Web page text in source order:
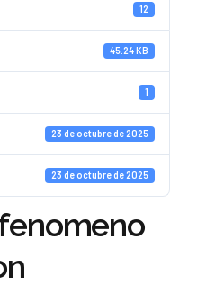
12
45.24 KB
1
23 de octubre de 2025
23 de octubre de 2025